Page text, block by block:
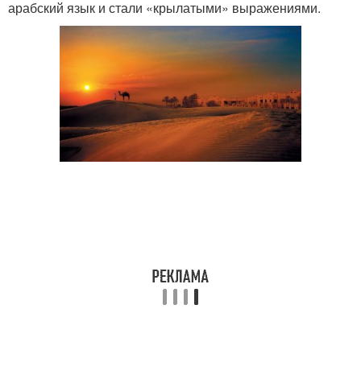
арабский язык и стали «крылатыми» выражениями.